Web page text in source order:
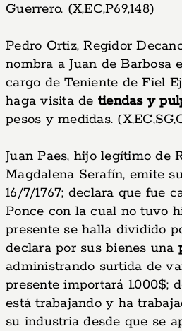
Guerrero. (X,EC,P69,148)
Pedro Ortiz, Regidor
nombra a Juan de Barbosa
cargo de Teniente de Fiel
haga visita de tiendas y
pesos y medidas.
Juan Paes, hijo legítimo de
Magdalena Serafín, emite
16/7/1767; declara que fue
Ponce con la cual no tuvo
presente se halla dividido
declara por sus bienes una
administrando surtida de
presente importará 1.000$;
está trabajando y ha
su industria desde que se